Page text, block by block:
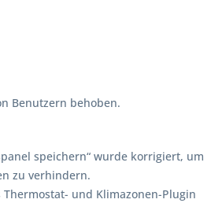
Benutzern behoben.
speichern“ wurde korrigiert, um
zu verhindern.
und Klimazonen-Plugin